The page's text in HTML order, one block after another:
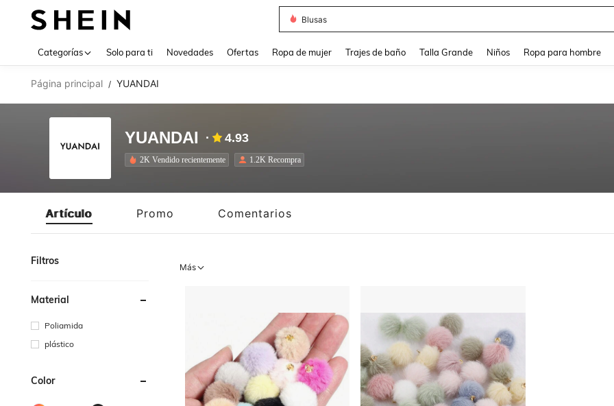
Blusas
Categorías Solo para ti Novedades Ofertas Ropa de mujer Trajes de baño Talla Grande Niños Ropa para hombre
Página principal / YUANDAI
YUANDAI 4.93
2K Vendido recientemente 1.2K Recompra
Artículo Promo Comentarios
Filtros
Material
Poliamida
plástico
Color
Más